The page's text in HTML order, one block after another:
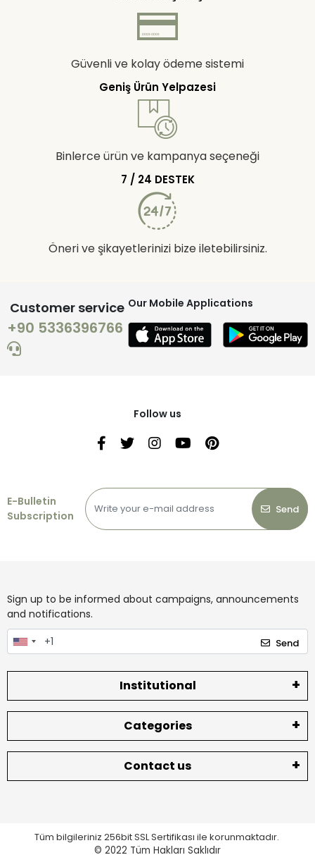
Güvenli ve kolay ödeme sistemi
Geniş Ürün Yelpazesi
Binlerce ürün ve kampanya seçeneği
7 / 24 DESTEK
Öneri ve şikayetlerinizi bize iletebilirsiniz.
Customer service
+90 5336396766
Our Mobile Applications
Follow us
E-Bulletin
Subscription
Send
Sign up to be informed about campaigns, announcements
and notifications.
Send
Institutional
Categories
Contact us
Tüm bilgileriniz 256bit SSL Sertifikası ile korunmaktadır.
© 2022 Tüm Hakları Saklıdır